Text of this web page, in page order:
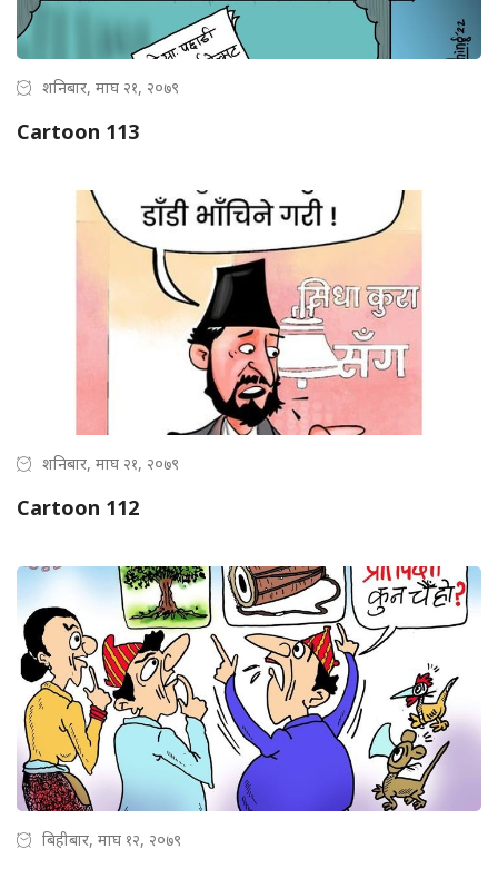
शनिबार, माघ २१, २०७९
Cartoon 113
शनिबार, माघ २१, २०७९
Cartoon 112
बिहीबार, माघ १२, २०७९